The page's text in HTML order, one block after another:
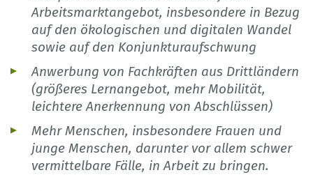
Arbeitsmarktangebot, insbesondere in Bezug
auf den ökologischen und digitalen Wandel
sowie auf den Konjunkturaufschwung
Anwerbung von Fachkräften aus Drittländern
(größeres Lernangebot, mehr Mobilität,
leichtere Anerkennung von Abschlüssen)
Mehr Menschen, insbesondere Frauen und
junge Menschen, darunter vor allem schwer
vermittelbare Fälle, in Arbeit zu bringen.